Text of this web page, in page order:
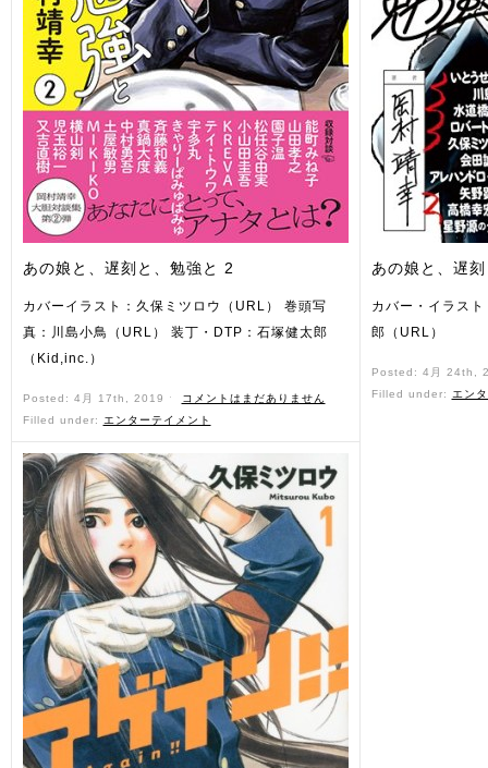
あの娘と、遅刻と、勉強と 2
カバーイラスト：久保ミツロウ（URL） 巻頭写
真：川島小鳥（URL） 装丁・DTP：石塚健太郎
（Kid,inc.）
Posted: 4月 17th, 2019 ˑ
コメントはまだありません
Filled under:
エンターテイメント
あの娘と、遅
カバー・イラス
郎（URL）
Posted: 4月 24th,
Filled under:
エン